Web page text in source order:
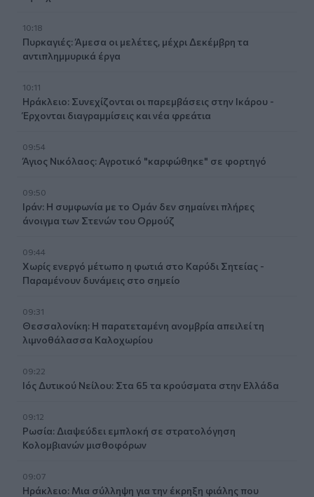
10:18
Πυρκαγιές: Άμεσα οι μελέτες, μέχρι Δεκέμβρη τα
αντιπλημμυρικά έργα
10:11
Ηράκλειο: Συνεχίζονται οι παρεμβάσεις στην Ικάρου -
Έρχονται διαγραμμίσεις και νέα φρεάτια
09:54
Άγιος Νικόλαος: Αγροτικό "καρφώθηκε" σε φορτηγό
09:50
Ιράν: Η συμφωνία με το Ομάν δεν σημαίνει πλήρες
άνοιγμα των Στενών του Ορμούζ
09:44
Χωρίς ενεργό μέτωπο η φωτιά στο Καρύδι Σητείας -
Παραμένουν δυνάμεις στο σημείο
09:31
Θεσσαλονίκη: Η παρατεταμένη ανομβρία απειλεί τη
λιμνοθάλασσα Καλοχωρίου
09:22
Ιός Δυτικού Νείλου: Στα 65 τα κρούσματα στην Ελλάδα
09:12
Ρωσία: Διαψεύδει εμπλοκή σε στρατολόγηση
Κολομβιανών μισθοφόρων
09:07
Ηράκλειο: Μια σύλληψη για την έκρηξη φιάλης που